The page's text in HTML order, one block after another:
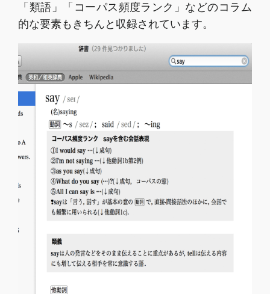
「類語」「コーパス頻度ランク」などのコラム
的な要素もきちんと収録されています。